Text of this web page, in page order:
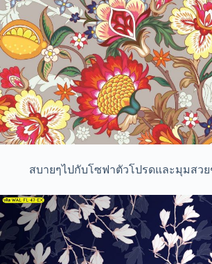
สบายๆไปกับโซฟาตัวโปรดและมุมสวย